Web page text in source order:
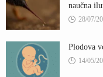
naučna
28/07/
Plodova
14/05/